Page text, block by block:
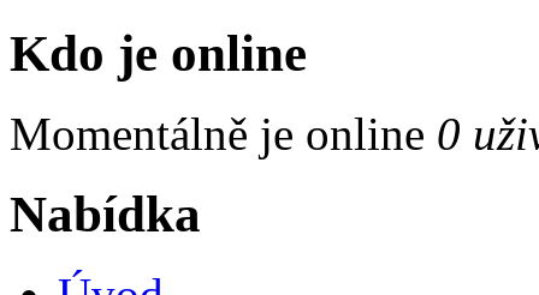
Kdo je online
Momentálně je online 0
Nabídka